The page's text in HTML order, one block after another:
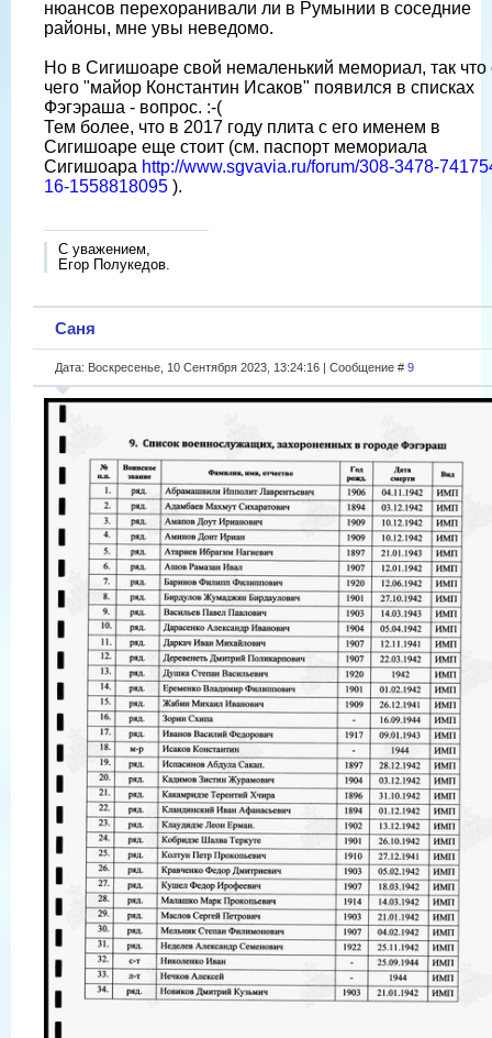
нюансов перехоранивали ли в Румынии в соседние
районы, мне увы неведомо.
Но в Сигишоаре свой немаленький мемориал, так что
чего "майор Константин Исаков" появился в списках
Фэгэраша - вопрос. :-(
Тем более, что в 2017 году плита с его именем в
Сигишоаре еще стоит (см. паспорт мемориала
Сигишоара http://www.sgvavia.ru/forum/308-3478-
16-1558818095 ).
С уважением,
Егор Полукедов.
Саня
Дата: Воскресенье, 10 Сентября 2023, 13:24:16 | Сообщение # 9